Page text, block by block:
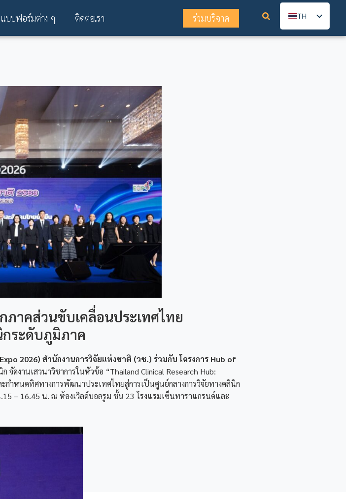
แบบฟอร์มต่าง ๆ ติดต่อเรา ร่วมบริจาค
TH
EN
ภาคส่วนขับเคลื่อนประเทศไทย
ระดับภูมิภาค
2026) สำนักงานการวิจัยแห่งชาติ (วช.) ร่วมกับ โครงการ Hub of
ดงานเสวนาวิชาการในหัวข้อ “Thailand Clinical Research Hub:
กำหนดทิศทางการพัฒนาประเทศไทยสู่การเป็นศูนย์กลางการวิจัยทางคลินิก
– 16.45 น. ณ ห้องเวิลด์บอลรูม ชั้น 23 โรงแรมเซ็นทาราแกรนด์และ